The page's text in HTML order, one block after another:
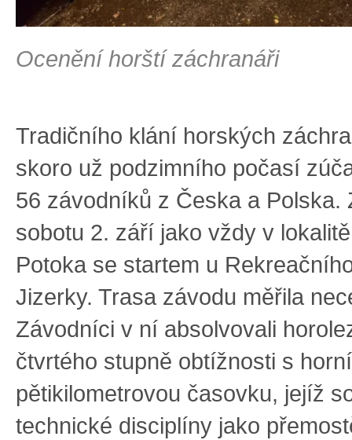
Ocenění horští záchranáři
Tradičního klání horských
skoro už podzimního počasí
56 závodníků z Česka a Polska.
sobotu 2. září jako vždy v
Potoka se startem u
Jizerky. Trasa závodu měřila
Závodníci v ní absolvovali
čtvrtého stupně obtížnosti s
pětikilometrovou časovku, jejíž
technické disciplíny jako